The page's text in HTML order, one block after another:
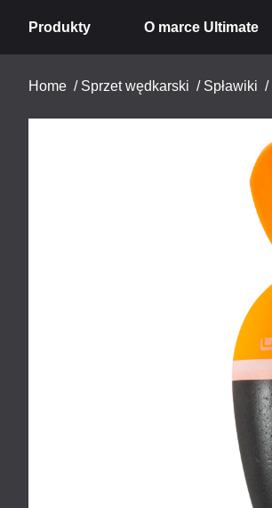
Produkty O marce Ultimate
Home / Sprzet wędkarski / Spławiki /